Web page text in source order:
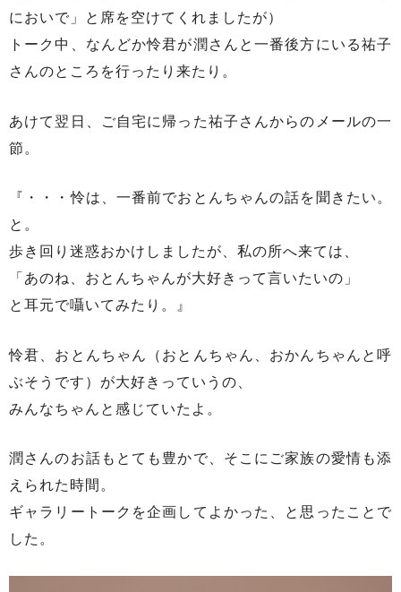
においで」と席を空けてくれましたが）
トーク中、なんどか怜君が潤さんと一番後方にいる祐子
さんのところを行ったり来たり。
あけて翌日、ご自宅に帰った祐子さんからのメールの一
節。
『・・・怜は、一番前でおとんちゃんの話を聞きたい。
と。
歩き回り迷惑おかけしましたが、私の所へ来ては、
「あのね、おとんちゃんが大好きって言いたいの」
と耳元で囁いてみたり。』
怜君、おとんちゃん（おとんちゃん、おかんちゃんと呼
ぶそうです）が大好きっていうの、
みんなちゃんと感じていたよ。
潤さんのお話もとても豊かで、そこにご家族の愛情も添
えられた時間。
ギャラリートークを企画してよかった、と思ったことで
した。